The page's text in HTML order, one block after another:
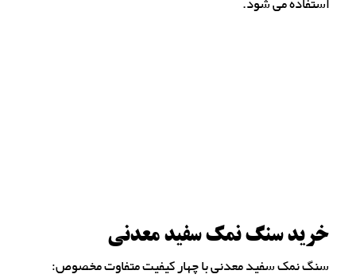
استفاده می شود.
خرید سنگ نمک سفید معدنی
سنگ نمک سفید معدنی با چهار کیفیت متفاوت مخصوص: